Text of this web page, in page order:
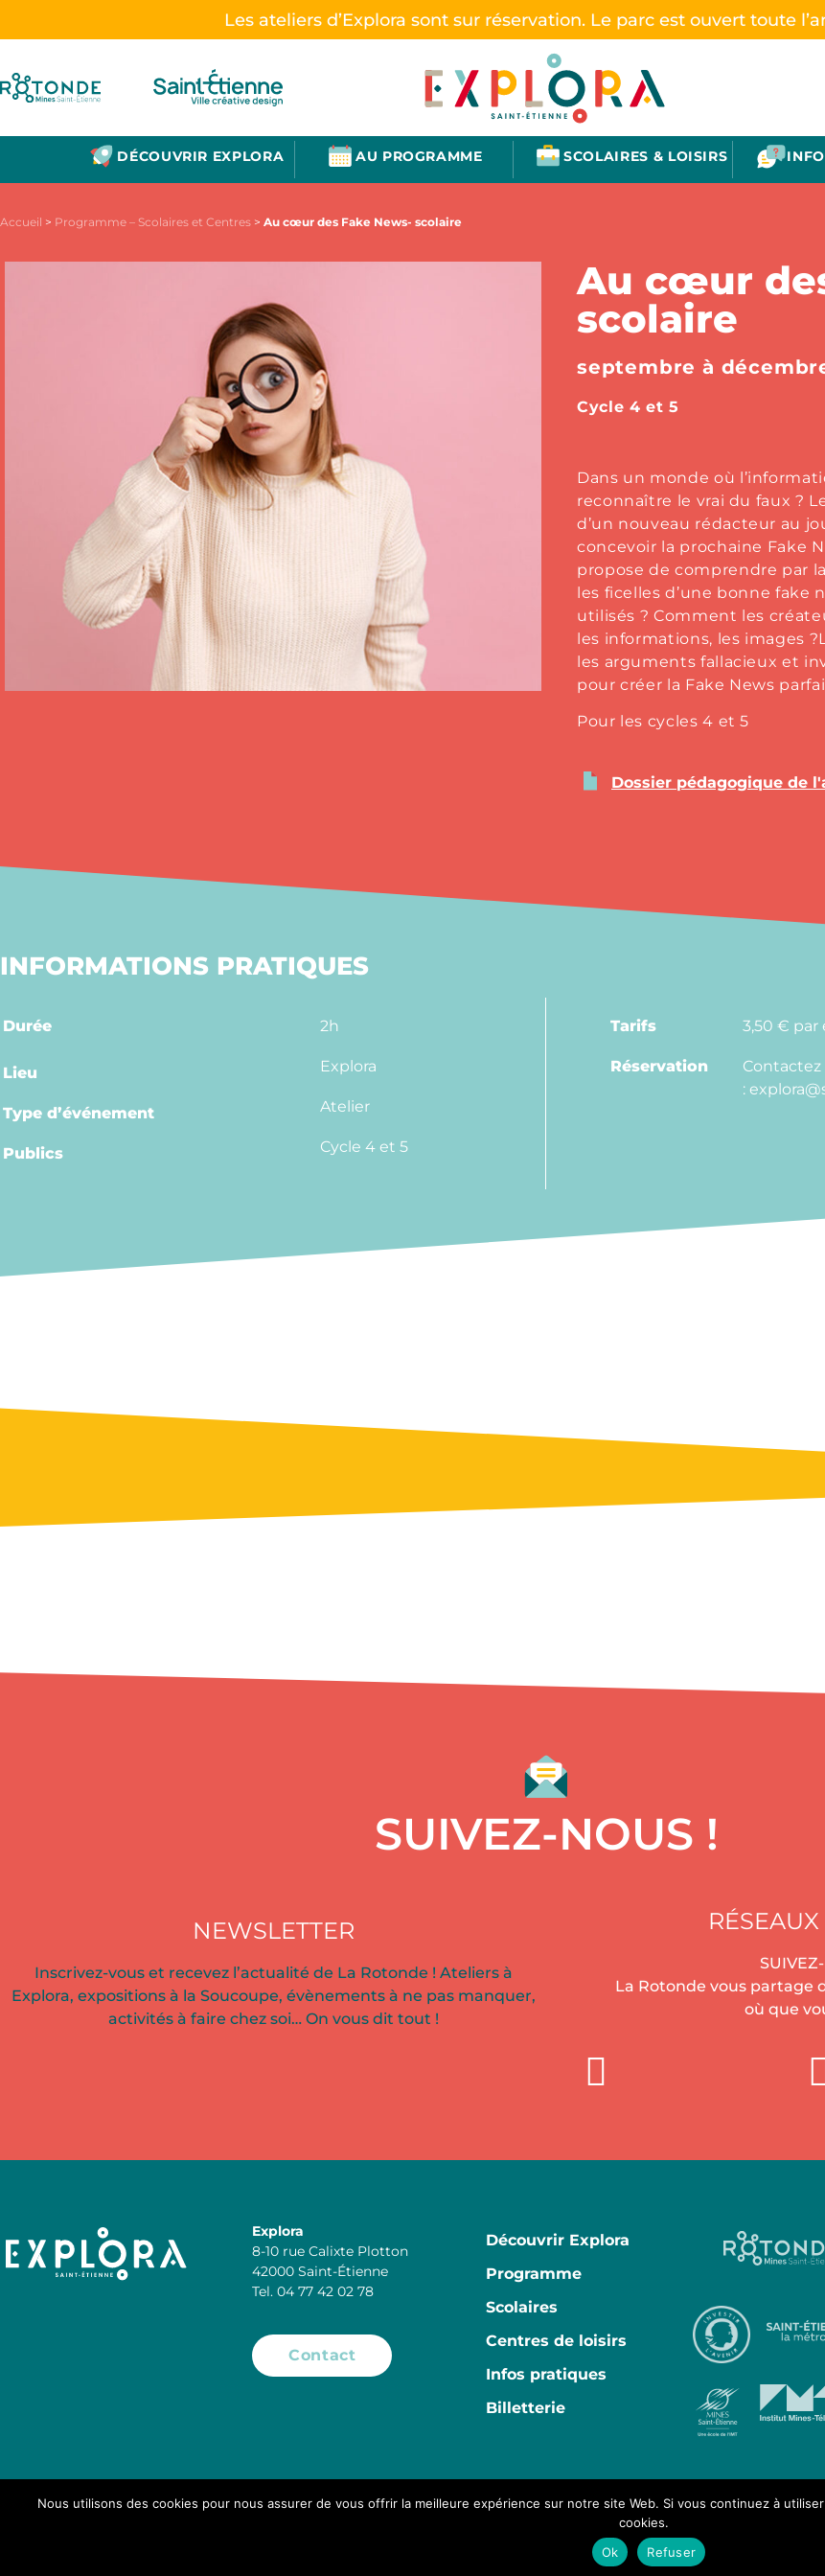
Les ateliers d’Explora sont sur réservation. Le parc est ouvert toute
DÉCOUVRIR EXPLORA AU PROGRAMME SCOLAIRES & LOISIRS
Accueil > Programme – Scolaires et Centres > Au cœur des Fake News- scolaire
Au cœur
scolaire
septembre à
Cycle 4 et 5
Dans un monde où
reconnaître le vrai du faux ?
d’un nouveau rédacteur au
concevoir la prochaine Fake
propose de comprendre par
les ficelles d’une bonne fake
utilisés ? Comment les
les informations, les images
les arguments fallacieux et
pour créer la Fake News
Pour les cycles 4 et 5
Dossier pédagogique de
INFORMATIONS PRATIQUES
Durée 2h
Lieu Explora
Type d’événement Atelier
Publics Cycle 4 et 5
Tarifs 3,50 € par
Réservation
Contactez
:
SUIVEZ-NOUS !
NEWSLETTER
Inscrivez-vous et recevez l’actualité de La Rotonde ! Ateliers à
Explora, expositions à la Soucoupe, évènements à ne pas manquer,
activités à faire chez soi… On vous dit tout !
La Rotonde vous partage
où que
Explora
8-10 rue Calixte Plotton
42000 Saint-Étienne
Tel. 04 77 42 02 78
Contact
Découvrir Explora
Programme
Scolaires
Centres de loisirs
Infos pratiques
Billetterie
Archives Grand Public Archives Scolaires
Nous utilisons des cookies pour nous assurer de vous offrir la meilleure expérience sur notre site Web. Si vous continuez à
cookies.
Ok
Refuser